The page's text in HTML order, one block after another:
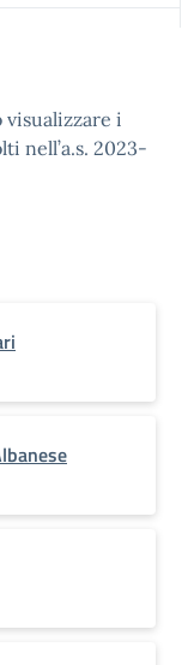
i
nell’a.s. 2023-